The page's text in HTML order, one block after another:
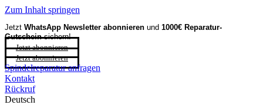
Zum Inhalt springen
Jetzt WhatsApp Newsletter abonnieren und 1000€ Reparatur-
Gutscheinsichern!
Jetzt abonnieren
Jetzt abonnieren
Spindelreparatur anfragen
Kontakt
Rückruf
Deutsch